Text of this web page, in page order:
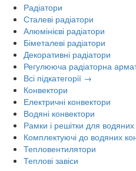
Радіатори
Сталеві радіатори
Алюмінієві радіатори
Біметалеві радіатори
Декоративні радіатори
Регулююча радіаторна
Всі підкатегорії →
Конвектори
Електричні конвектори
Водяні конвектори
Рамки і решітки для водяних
Комплектуючі до водяних
Тепловентилятори
Теплові завіси